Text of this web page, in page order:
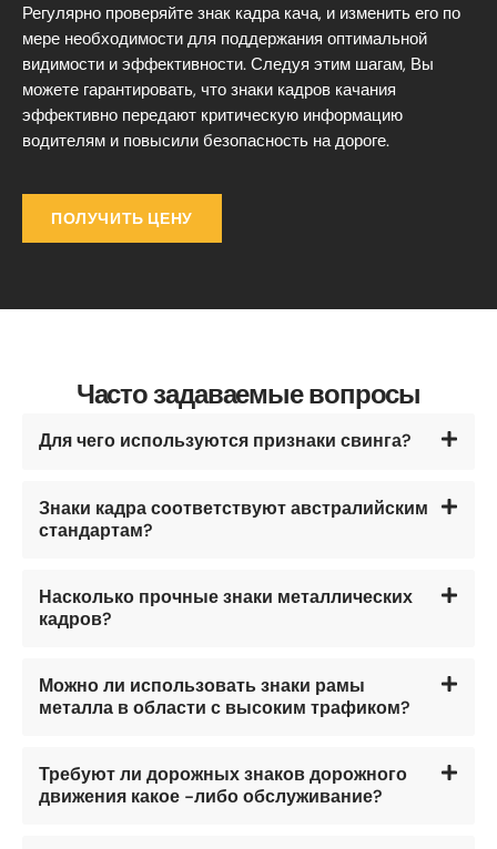
Регулярно проверяйте знак кадра кача, и изменить его по
мере необходимости для поддержания оптимальной
видимости и эффективности. Следуя этим шагам, Вы
можете гарантировать, что знаки кадров качания
эффективно передают критическую информацию
водителям и повысили безопасность на дороге.
ПОЛУЧИТЬ ЦЕНУ
Часто задаваемые вопросы
Для чего используются признаки свинга?
Знаки кадра соответствуют австралийским
стандартам?
Насколько прочные знаки металлических
кадров?
Можно ли использовать знаки рамы
металла в области с высоким трафиком?
Требуют ли дорожных знаков дорожного
движения какое -либо обслуживание?